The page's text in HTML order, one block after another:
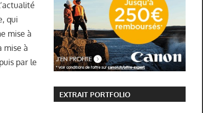
qui
mise à
mise à
par le
EXTRAIT PORTFOLIO